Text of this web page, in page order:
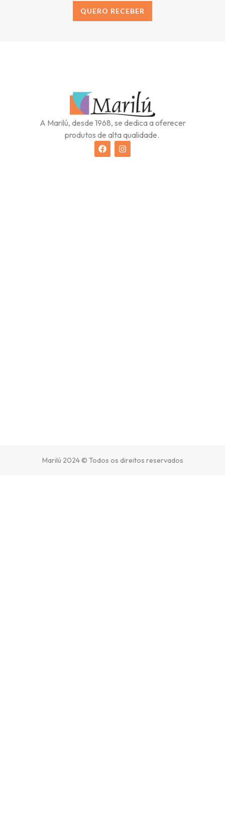
QUERO RECEBER
A Marilú, desde 1968, se dedica a oferecer
produtos de alta qualidade.
Marilú 2024 © Todos os direitos reservados